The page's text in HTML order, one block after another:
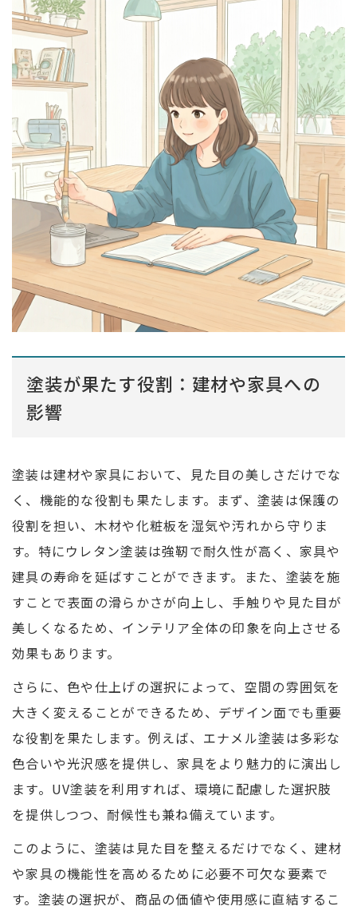
塗装が果たす役割：建材や家具への
影響
塗装は建材や家具において、見た目の美しさだけでな
く、機能的な役割も果たします。まず、塗装は保護の
役割を担い、木材や化粧板を湿気や汚れから守りま
す。特にウレタン塗装は強靭で耐久性が高く、家具や
建具の寿命を延ばすことができます。また、塗装を施
すことで表面の滑らかさが向上し、手触りや見た目が
美しくなるため、インテリア全体の印象を向上させる
効果もあります。
さらに、色や仕上げの選択によって、空間の雰囲気を
大きく変えることができるため、デザイン面でも重要
な役割を果たします。例えば、エナメル塗装は多彩な
色合いや光沢感を提供し、家具をより魅力的に演出し
ます。UV塗装を利用すれば、環境に配慮した選択肢
を提供しつつ、耐候性も兼ね備えています。
このように、塗装は見た目を整えるだけでなく、建材
や家具の機能性を高めるために必要不可欠な要素で
す。塗装の選択が、商品の価値や使用感に直結するこ